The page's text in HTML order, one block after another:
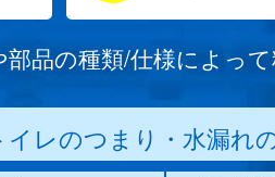
品の種類/仕様によって
イレのつまり・水漏れ